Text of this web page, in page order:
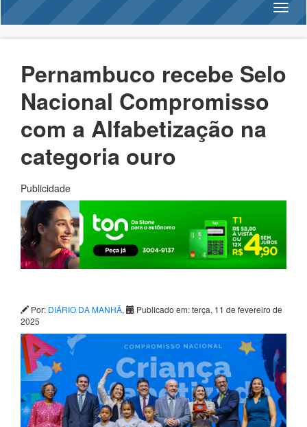
Pernambuco recebe Selo
Nacional Compromisso
com a Alfabetização na
categoria ouro
Publicidade
Por: DIÁRIO DA MANHÃ,
Publicado em: terça, 11 de fevereiro de
2025